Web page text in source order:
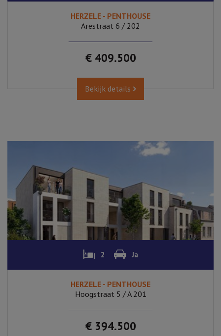
HERZELE - PENTHOUSE
Arestraat 6 / 202
€ 409.500
Bekijk details
2 Ja
HERZELE - PENTHOUSE
Hoogstraat 5 / A 201
€ 394.500